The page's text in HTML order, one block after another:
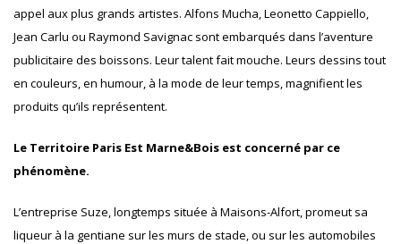
appel aux plus grands artistes. Alfons Mucha, Leonetto Cappiello,
Jean Carlu ou Raymond Savignac sont embarqués dans l’aventure
publicitaire des boissons. Leur talent fait mouche. Leurs dessins tout
en couleurs, en humour, à la mode de leur temps, magnifient les
produits qu’ils représentent.
Le Territoire Paris Est Marne&Bois est concerné par ce
phénomène.
L’entreprise Suze, longtemps située à Maisons-Alfort, promeut sa
liqueur à la gentiane sur les murs de stade, ou sur les automobiles